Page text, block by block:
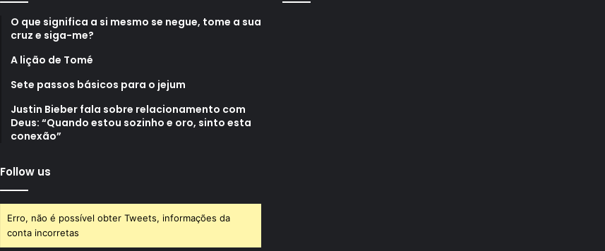
O que significa a si mesmo se negue, tome a sua
cruz e siga-me?
A lição de Tomé
Sete passos básicos para o jejum
Justin Bieber fala sobre relacionamento com
Deus: “Quando estou sozinho e oro, sinto esta
conexão”
Follow us
Erro, não é possível obter Tweets, informações da
conta incorretas